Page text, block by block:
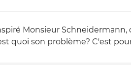
Monsieur
quoi son problème? C'est